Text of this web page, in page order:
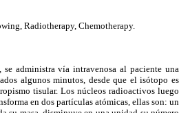
Radiotherapy, Chemotherapy.
administra vía intravenosa al paciente una
algunos minutos, desde que el isótopo es
tisular. Los núcleos radioactivos luego
en dos partículas atómicas, ellas son: un